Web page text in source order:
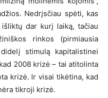
Nedrįsčiau spėti, kas
dar kurį laiką, tačiau
rinkos (pirmiausia
stimulą kapitalistinei
2008 krizė – tai atitolinta
krizė. Ir visai tikėtina, kad
tikroji krizė.